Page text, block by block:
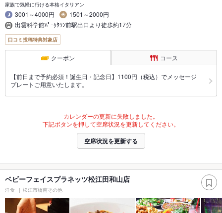
家族で気軽に行ける本格イタリアン
3001～4000円
1501～2000円
出雲科学館ﾊﾟｰｸﾀｳﾝ前駅出口より徒歩約17分
口コミ投稿特典対象店
クーポン コース
【前日まで予約必須！誕生日・記念日】1100円（税込）でメッセージ
プレートご用意いたします。
カレンダーの更新に失敗しました。
下記ボタンを押して空席状況を更新してください。
空席状況を更新する
ベビーフェイスプラネッツ松江田和山店
洋食 松江市橋南その他